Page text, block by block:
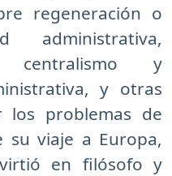
regeneración o
administrativa,
centralismo y
y otras
los problemas de
su viaje a Europa,
en filósofo y